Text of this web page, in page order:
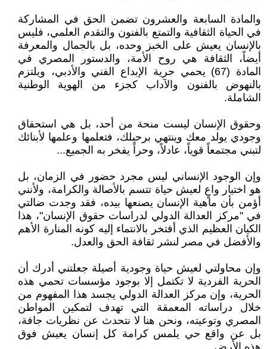
والمادة السابعة والعشرون تضمن الحق في المشاركة
في الحياة الثقافية والتمتع بالفنون والتقدم العلمي، فليس
بالإنسان يعيش على الخبز وحده، بل بالجمال والمعرفة
أيضاً، الثقافة هي روح الأمة، والدستور المصري في
المادة (67) يحمي حرية الإبداع الفني والأدبي، ويلتزم
بالنهوض بالفنون والآداب كجزء من الهوية الوطنية
الشاملة.
وحقوق الإنسان ليست منحة من أحد، بل هي استحقاق
وجودي يولد معك وينتهي برحيلك، فتعلمها وعلمها لأبنائك
لتبني مجتمعاً قوياً، عادلاً، وحراً يفخر به الجميع...
وإن الوجود الإنساني ليس مجرد حضور في الزمان، بل
هو اختيار واعٍ لعيش حياة تتسم بالأصالة والكرامة، ولأنني
أؤمن بأن ماهية الإنسان يصنعها بيده، فقد وجدت ضالتي
في "مركز العدالة الدولي لدراسات حقوق الإنسان"، هذا
الكيان العظيم الذي أفتخر بالانتماء إليه كونه المنارة الأهم
والأفضل في مصر لنشر ثقافة الحق والعدل.
وإن محاولتي لعيش حياة وجودية أصيلة جعلتني أدرك أن
الحرية الفردية لا تكتمل إلا بوجود مؤسسات تحمي هذه
الحرية، وإن مركز العدالة الدولي يجسد هذا المفهوم من
خلال دراساته المعمقة التي تهدف لتمكين المواطن
المصري وتوعيته، ونحن هنا لا نتحدث عن نظريات جافة،
بل عن واقع حي يلمس كرامة كل إنسان يعيش فوق